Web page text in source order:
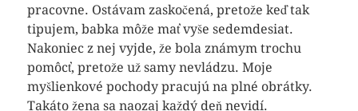
pracovne. Ostávam zaskočená, pretože keď tak
tipujem, babka môže mať vyše sedemdesiat.
Nakoniec z nej vyjde, že bola známym trochu
pomôcť, pretože už samy nevládzu. Moje
myšlienkové pochody pracujú na plné obrátky.
Takáto žena sa naozaj každý deň nevidí.